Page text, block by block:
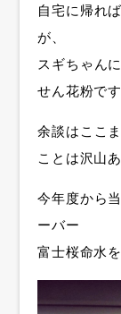
自宅に帰れ
が、
スギちゃん
せん花粉で
余談はここ
ことは沢山
今年度から
ーバー
富士桜命水